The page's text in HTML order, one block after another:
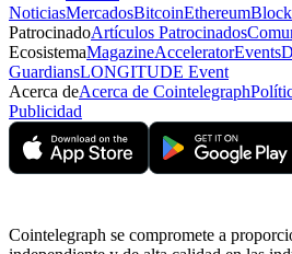
NoticiasMercadosBitcoinEthereum
PatrocinadoArtículos Patrocinados
EcosistemaMagazineAcceleratorEvents
GuardiansLONGITUDE Event
Acerca deAcerca de Cointelegraph
Publicidad
Cointelegraph se compromete a